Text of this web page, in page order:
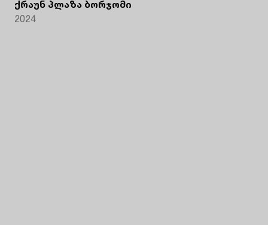
2024
ქრაუნ პლაზა ბორჯომი